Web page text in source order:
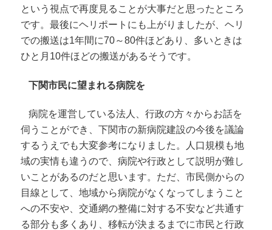
という視点で再度見ることが大事だと思ったところ
です。最後にヘリポートにも上がりましたが、ヘリ
での搬送は1年間に70～80件ほどあり、多いときは
ひと月10件ほどの搬送があるそうです。
下関市民に望まれる病院を
病院を運営している法人、行政の方々からお話を
伺うことができ、下関市の新病院建設の今後を議論
するうえでも大変参考になりました。人口規模も地
域の実情も違うので、病院や行政として説明が難し
いことがあるのだと思います。ただ、市民側からの
目線として、地域から病院がなくなってしまうこと
への不安や、交通網の整備に対する不安など共通す
る部分も多くあり、移転が決まるまでに市民と行政